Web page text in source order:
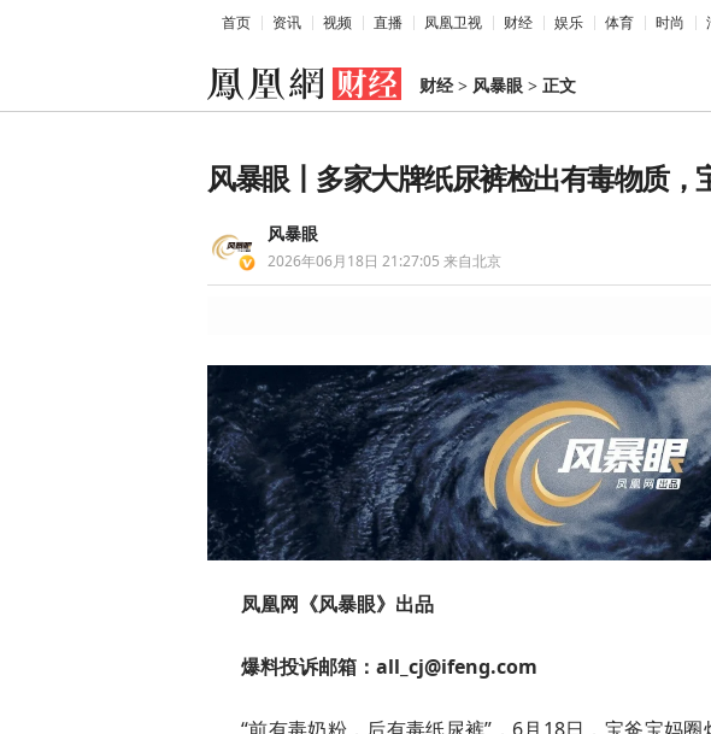
首页 资讯 视频 直播 凤凰卫视 财经 娱乐 体育 时尚
财经> 风暴眼 > 正文
风暴眼丨多家大牌纸尿裤检出有毒物质，
风暴眼
2026年06月18日 21:27:05 来自北京
凤凰网《风暴眼》出品
爆料投诉邮箱：all_cj@ifeng.com